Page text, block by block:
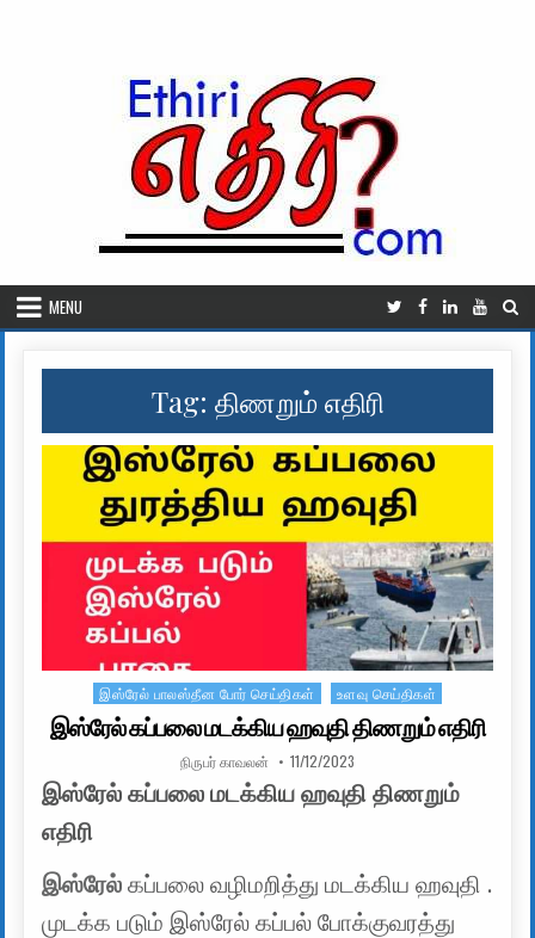
MENU
Tag: திணறும் எதிரி
Posted in
இஸ்ரேல் பாலஸ்தீன போர் செய்திகள் உளவு செய்திகள்
இஸ்ரேல் கப்பலை மடக்கிய ஹவுதி திணறும் எதிரி
AUTHOR:
நிருபர் காவலன் PUBLISHED DATE:
11/12/2023
இஸ்ரேல் கப்பலை மடக்கிய ஹவுதி திணறும்
எதிரி
இஸ்ரேல்கப்பலை வழிமறித்து மடக்கிய ஹவுதி .
முடக்க படும் இஸ்ரேல் கப்பல் போக்குவரத்து